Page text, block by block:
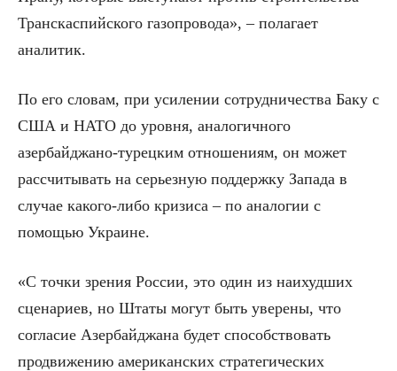
Транскаспийского газопровода», – полагает
аналитик.
По его словам, при усилении сотрудничества Баку с
США и НАТО до уровня, аналогичного
азербайджано-турецким отношениям, он может
рассчитывать на серьезную поддержку Запада в
случае какого-либо кризиса – по аналогии с
помощью Украине.
«С точки зрения России, это один из наихудших
сценариев, но Штаты могут быть уверены, что
согласие Азербайджана будет способствовать
продвижению американских стратегических